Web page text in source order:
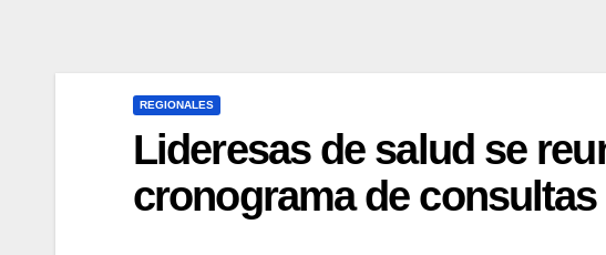
REGIONALES
Lideresas de salud se
cronograma de